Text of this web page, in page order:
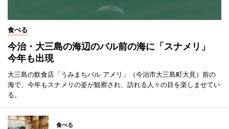
食べる
今治・大三島の海辺のバル前の海に「スナメリ」
今年も出現
大三島の飲食店「うみまちバル アメリ」（今治市大三島町大見）前の
海で、今年もスナメリの姿が観察され、訪れる人々の目を楽しませてい
る。
食べる